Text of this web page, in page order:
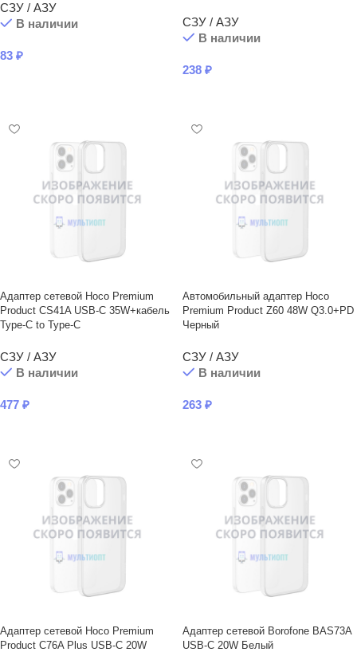
СЗУ / АЗУ
В наличии
83 ₽
СЗУ / АЗУ
В наличии
238 ₽
Адаптер сетевой Hoco Premium
Product CS41A USB-C 35W+кабель
Type-C to Type-C
СЗУ / АЗУ
В наличии
477 ₽
Автомобильный адаптер Hoco
Premium Product Z60 48W Q3.0+PD
Черный
СЗУ / АЗУ
В наличии
263 ₽
Адаптер сетевой Hoco Premium
Product C76A Plus USB-C 20W
Адаптер сетевой Borofone BAS73A
USB-C 20W Белый